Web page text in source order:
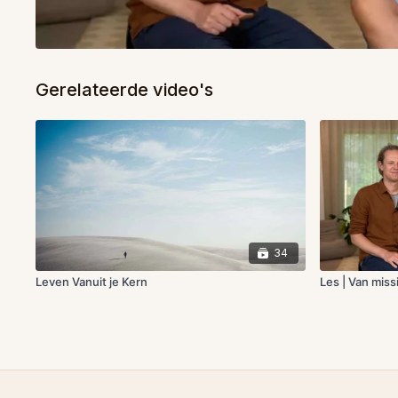
Gerelateerde video's
34
Leven Vanuit je Kern Les | Van